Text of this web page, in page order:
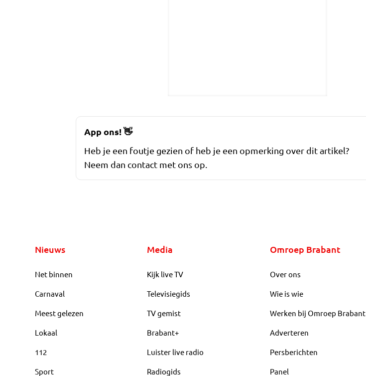
App ons!👋
Heb je een foutje gezien of heb je een opmerking over dit artikel?
Neem dan contact met ons op.
Nieuws
Net binnen
Carnaval
Meest gelezen
Lokaal
112
Sport
Media
Kijk live TV
Televisiegids
TV gemist
Brabant+
Luister live radio
Radiogids
Omroep Brabant
Over ons
Wie is wie
Werken bij Omroep Brabant
Adverteren
Persberichten
Panel